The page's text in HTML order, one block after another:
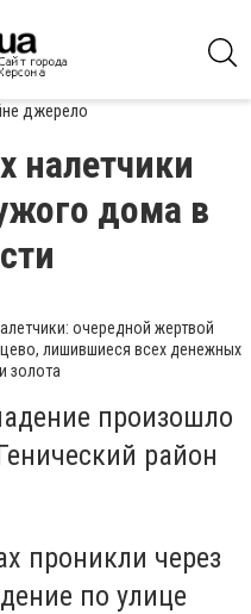
джерело
налетчики
дома в
очередной жертвой
лишившиеся всех денежных
золота
произошло
район
проникли через
по улице